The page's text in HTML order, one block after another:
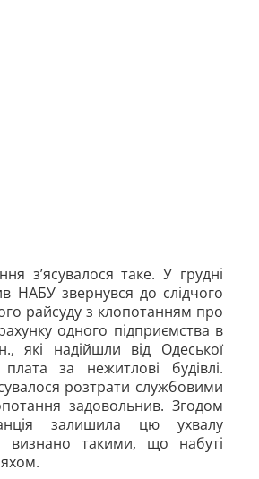
з’ясувалося таке. У грудні
НАБУ звернувся до слідчого
райсуду з клопотанням про
одного підприємства в
які надійшли від Одеської
за нежитлові будівлі.
розтрати службовими
задовольнив. Згодом
залишила цю ухвалу
такими, що набуті